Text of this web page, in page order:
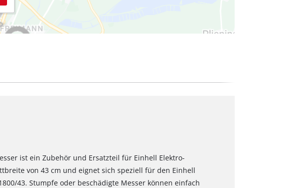
ist ein Zubehör und Ersatzteil für Einhell Elektro-
von 43 cm und eignet sich speziell für den Einhell
43. Stumpfe oder beschädigte Messer können einfach